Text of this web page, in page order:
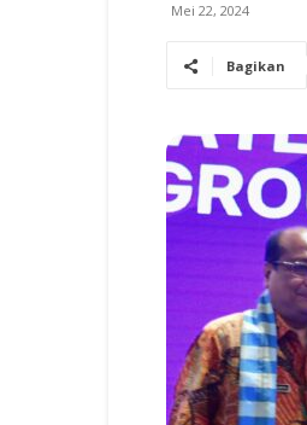
Mei 22, 2024
Bagikan